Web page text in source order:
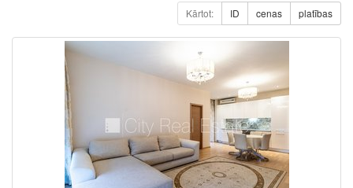
Kārtot: ID cenas platības